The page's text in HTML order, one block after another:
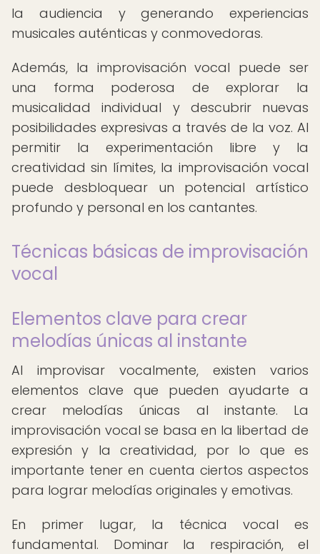
la audiencia y generando experiencias
musicales auténticas y conmovedoras.
Además, la improvisación vocal puede ser
una forma poderosa de explorar la
musicalidad individual y descubrir nuevas
posibilidades expresivas a través de la voz. Al
permitir la experimentación libre y la
creatividad sin límites, la improvisación vocal
puede desbloquear un potencial artístico
profundo y personal en los cantantes.
Técnicas básicas de improvisación
vocal
Elementos clave para crear
melodías únicas al instante
Al improvisar vocalmente, existen varios
elementos clave que pueden ayudarte a
crear melodías únicas al instante. La
improvisación vocal se basa en la libertad de
expresión y la creatividad, por lo que es
importante tener en cuenta ciertos aspectos
para lograr melodías originales y emotivas.
En primer lugar, la técnica vocal es
fundamental. Dominar la respiración, el